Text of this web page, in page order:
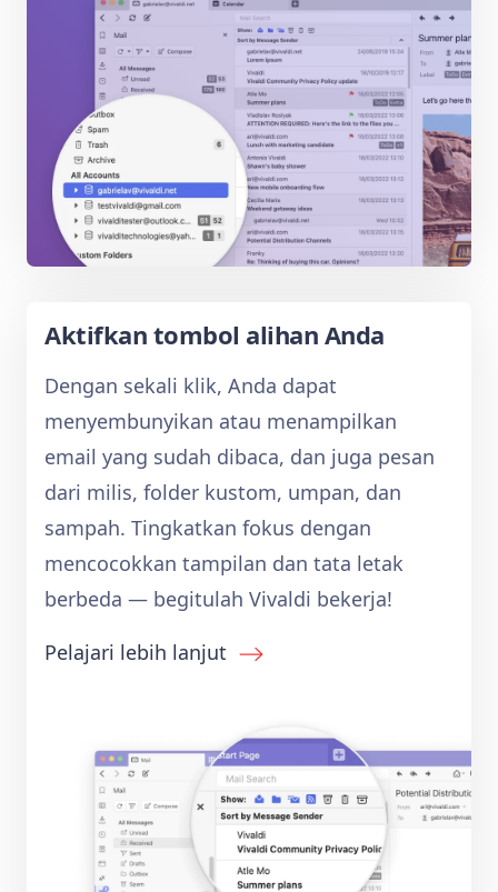
Aktifkan tombol alihan Anda
Dengan sekali klik, Anda dapat
menyembunyikan atau menampilkan
email yang sudah dibaca, dan juga pesan
dari milis, folder kustom, umpan, dan
sampah. Tingkatkan fokus dengan
mencocokkan tampilan dan tata letak
berbeda — begitulah Vivaldi bekerja!
Pelajari lebih lanjut